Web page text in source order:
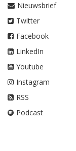
Nieuwsbrief
Twitter
Facebook
LinkedIn
Youtube
Instagram
RSS
Podcast